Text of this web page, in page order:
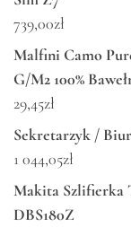
739,00zł
Malfini Camo
G/M2 100%
29,45zł
Sekretarzyk /
1 044,05zł
Makita Szlifierka
DBS180Z